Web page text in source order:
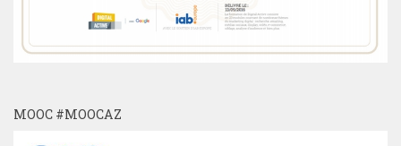
MOOC #MOOCAZ